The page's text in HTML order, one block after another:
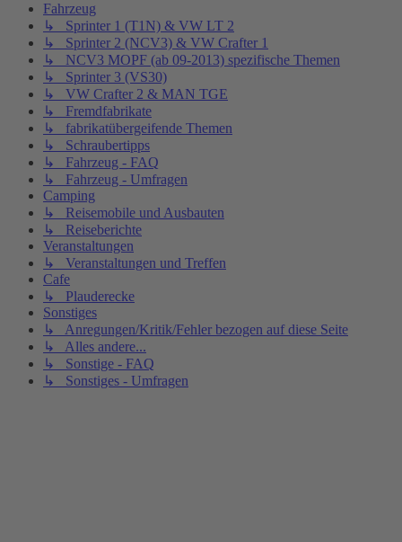
Fahrzeug
↳ Sprinter 1 (T1N) & VW LT 2
↳ Sprinter 2 (NCV3) & VW Crafter 1
↳ NCV3 MOPF (ab 09-2013) spezifische Themen
↳ Sprinter 3 (VS30)
↳ VW Crafter 2 & MAN TGE
↳ Fremdfabrikate
↳ fabrikatübergeifende Themen
↳ Schraubertipps
↳ Fahrzeug - FAQ
↳ Fahrzeug - Umfragen
Camping
↳ Reisemobile und Ausbauten
↳ Reiseberichte
Veranstaltungen
↳ Veranstaltungen und Treffen
Cafe
↳ Plauderecke
Sonstiges
↳ Anregungen/Kritik/Fehler bezogen auf diese Seite
↳ Alles andere...
↳ Sonstige - FAQ
↳ Sonstiges - Umfragen